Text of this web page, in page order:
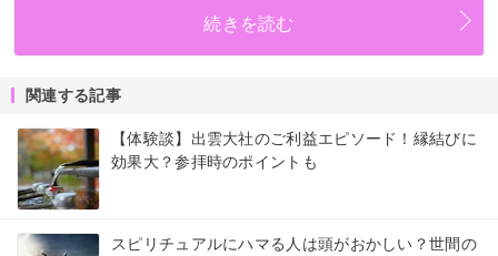
続きを読む
関連する記事
【体験談】出雲大社のご利益エピソード！縁結びに
効果大？参拝時のポイントも
スピリチュアルにハマる人は頭がおかしい？世間の